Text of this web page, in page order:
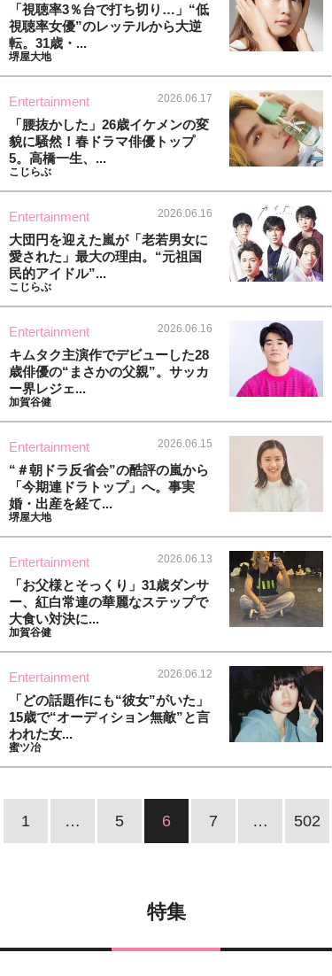
「視聴率3％台で打ち切り…」“低
視聴率女優”のレッテルから大逆
転。31歳・...
堺屋大地
Entertainment 2026.06.17
「腰抜かした」26歳イケメンの変
貌に騒然！春ドラマ俳優トップ
5。高橋一生、...
こじらぶ
Entertainment 2026.06.16
大団円を迎えた嵐が「老若男女に
愛された」最大の理由。“元祖国
民的アイドル”...
こじらぶ
Entertainment 2026.06.16
キムタク主演作でデビューした28
歳俳優の“まさかの父親”。サッカ
ー界レジェ...
加賀谷健
Entertainment 2026.06.15
“＃朝ドラ反省会”の酷評の嵐から
「今期連ドラトップ」へ。事実
婚・出産を経て...
堺屋大地
Entertainment 2026.06.13
「お父様とそっくり」31歳ダンサ
ー、紅白常連の華麗なステップで
大食い対決に...
加賀谷健
Entertainment 2026.06.12
「どの話題作にも“彼女”がいた」
15歳で“オーディション無敵”と言
われた女...
蜜ツ冶
1 … 5 6 7 … 502
特集